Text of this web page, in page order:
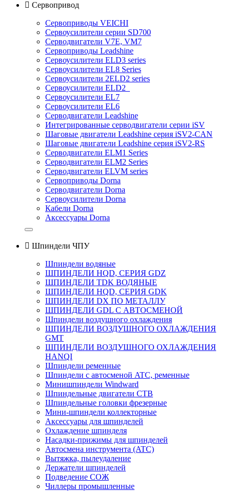
 Сервопривод
Сервоприводы VEICHI
Сервоусилители серии SD700
Серводвигатели V7E, VM7
Сервоприводы Leadshine
Сервоусилители ELD3 series
Сервоусилители EL8 Series
Сервоусилители 2ELD2 series
Сервоусилители ELD2
Сервоусилители EL7
Сервоусилители EL6
Серводвигатели Leadshine
Интегрированные серводвигатели серии iSV
Шаговые двигатели Leadshine серия iSV2-CAN
Шаговые двигатели Leadshine серия iSV2-RS
Серводвигатели ELM1 Series
Серводвигатели ELM2 Series
Серводвигатели ELVM series
Сервоприводы Dorna
Серводвигатели Dorna
Сервоусилители Dorna
Кабели Dorna
Аксессуары Dorna
 Шпиндели ЧПУ
Шпиндели водяные
ШПИНДЕЛИ HQD, СЕРИЯ GDZ
ШПИНДЕЛИ TDK ВОДЯНЫЕ
ШПИНДЕЛИ HQD, СЕРИЯ GDK
ШПИНДЕЛИ DX ПО МЕТАЛЛУ
ШПИНДЕЛИ GDL С АВТОСМЕНОЙ
Шпиндели воздушного охлаждения
ШПИНДЕЛИ ВОЗДУШНОГО ОХЛАЖДЕНИЯ
GMT
ШПИНДЕЛИ ВОЗДУШНОГО ОХЛАЖДЕНИЯ
HANQI
Шпиндели ременные
Шпиндели с автосменой ATC, ременные
Минишпиндели Windward
Шпиндельные двигатели СТВ
Шпиндельные головки фрезерные
Мини-шпиндели коллекторные
Аксессуары для шпинделей
Охлаждение шпинделя
Насадки-прижимы для шпинделей
Автосмена инструмента (ATC)
Вытяжка, пылеудаление
Держатели шпинделей
Подведение СОЖ
Чиллеры промышленные